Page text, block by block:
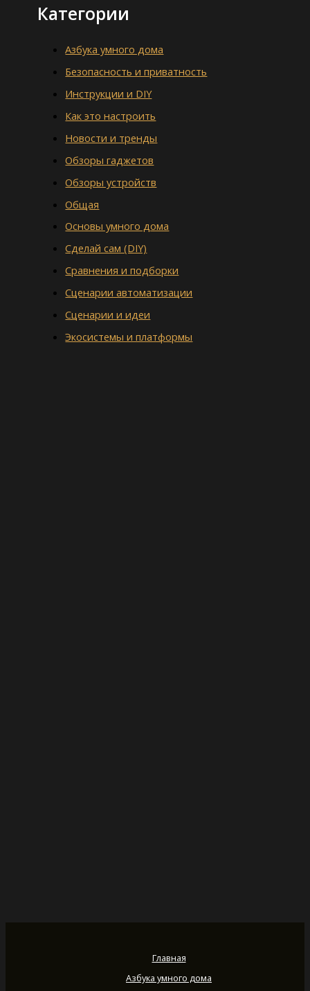
Категории
Азбука умного дома
Безопасность и приватность
Инструкции и DIY
Как это настроить
Новости и тренды
Обзоры гаджетов
Обзоры устройств
Общая
Основы умного дома
Сделай сам (DIY)
Сравнения и подборки
Сценарии автоматизации
Сценарии и идеи
Экосистемы и платформы
Главная
Азбука умного дома